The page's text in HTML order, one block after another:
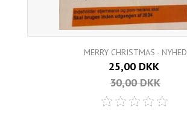
MERRY CHRISTMAS - NYHED
25,00 DKK
30,00 DKK